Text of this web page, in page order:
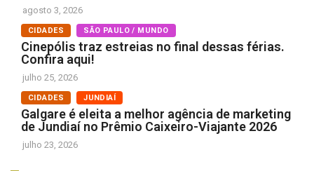
agosto 3, 2026
CIDADES SÃO PAULO / MUNDO
Cinepólis traz estreias no final dessas férias.
Confira aqui!
julho 25, 2026
CIDADES JUNDIAÍ
Galgare é eleita a melhor agência de marketing
de Jundiaí no Prêmio Caixeiro-Viajante 2026
julho 23, 2026